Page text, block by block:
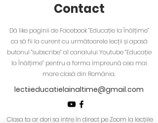
Contact
Dă like paginii de Facebook ”Educație la Înălțime”
ca să fii la curent cu următoarele lecții și apasă
butonul ”subscribe” al canalului Youtube ”Educație
la Înălțime” pentru a forma împreună cea mai
mare clasă din România.
lectiieducatielainaltime@gmail.com
Clasa ta ar dori sa intre în direct pe Zoom la lecțiile